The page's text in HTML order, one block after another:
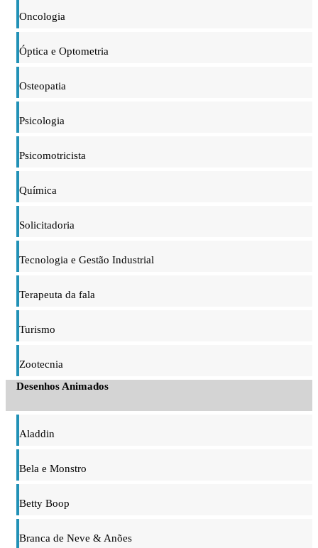
Oncologia
Óptica e Optometria
Osteopatia
Psicologia
Psicomotricista
Química
Solicitadoria
Tecnologia e Gestão Industrial
Terapeuta da fala
Turismo
Zootecnia
Desenhos Animados
Aladdin
Bela e Monstro
Betty Boop
Branca de Neve & Anões